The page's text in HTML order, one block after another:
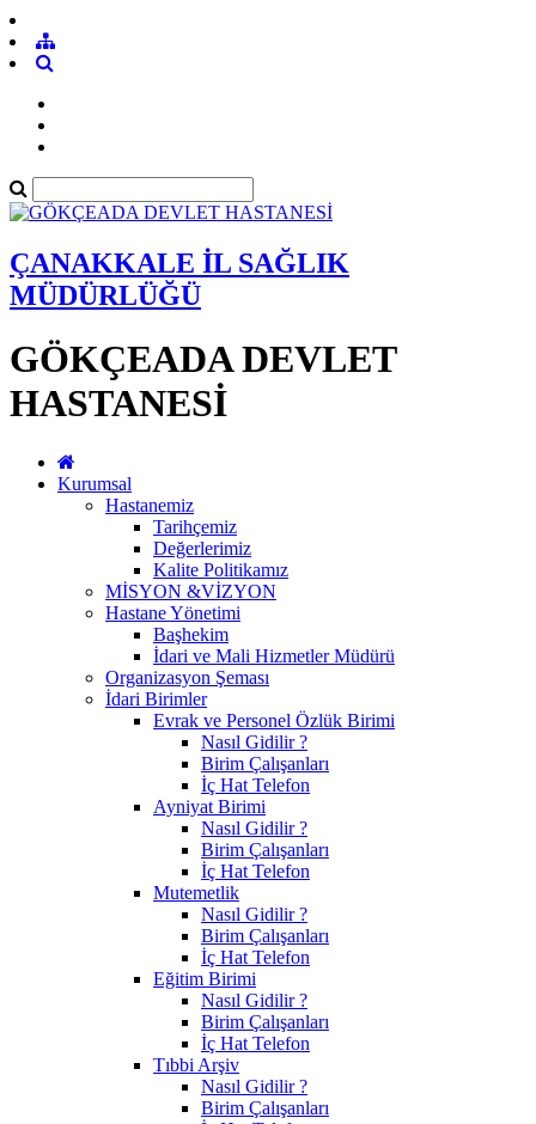
ÇANAKKALE İL SAĞLIK
MÜDÜRLÜĞÜ
GÖKÇEADA DEVLET
HASTANESİ
Kurumsal
Hastanemiz
Tarihçemiz
Değerlerimiz
Kalite Politikamız
MİSYON &VİZYON
Hastane Yönetimi
Başhekim
İdari ve Mali Hizmetler Müdürü
Organizasyon Şeması
İdari Birimler
Evrak ve Personel Özlük Birimi
Nasıl Gidilir ?
Birim Çalışanları
İç Hat Telefon
Ayniyat Birimi
Nasıl Gidilir ?
Birim Çalışanları
İç Hat Telefon
Mutemetlik
Nasıl Gidilir ?
Birim Çalışanları
İç Hat Telefon
Eğitim Birimi
Nasıl Gidilir ?
Birim Çalışanları
İç Hat Telefon
Tıbbi Arşiv
Nasıl Gidilir ?
Birim Çalışanları